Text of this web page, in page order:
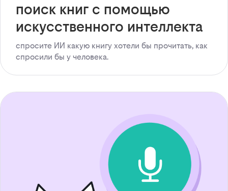
поиск книг с помощью
искусственного интеллекта
спросите ИИ какую книгу хотели бы прочитать, как
спросили бы у человека.